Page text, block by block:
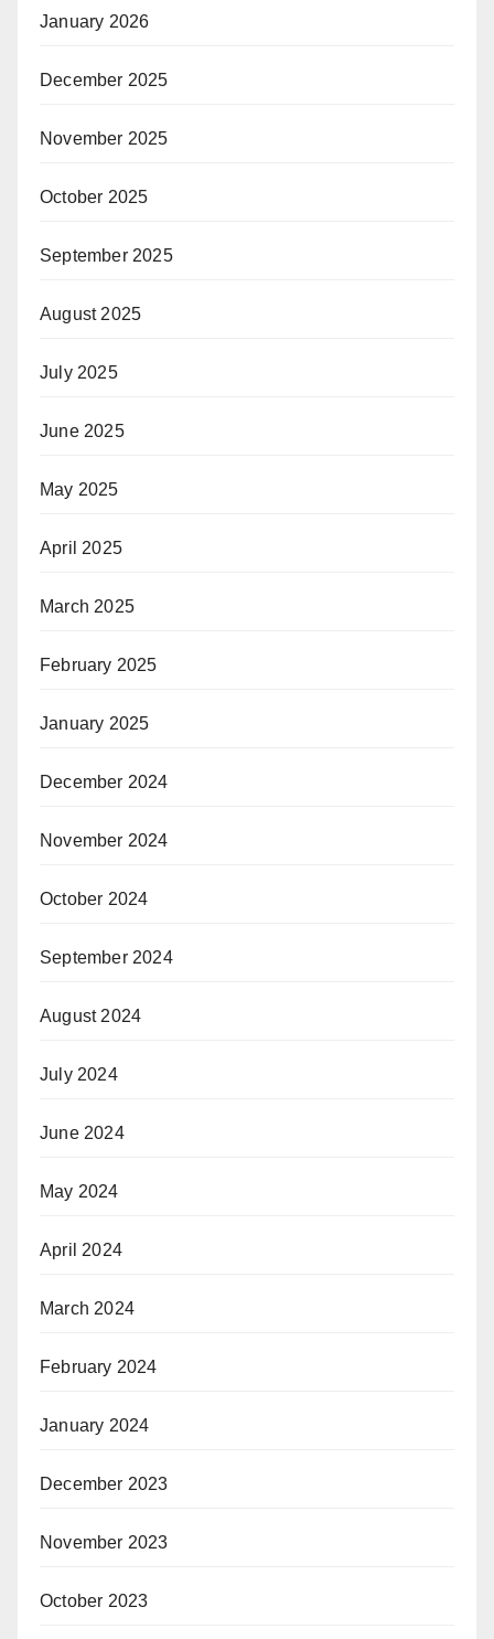
January 2026
December 2025
November 2025
October 2025
September 2025
August 2025
July 2025
June 2025
May 2025
April 2025
March 2025
February 2025
January 2025
December 2024
November 2024
October 2024
September 2024
August 2024
July 2024
June 2024
May 2024
April 2024
March 2024
February 2024
January 2024
December 2023
November 2023
October 2023